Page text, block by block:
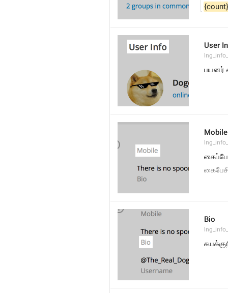
{count}
User
பயனர்
Mobile
Bio